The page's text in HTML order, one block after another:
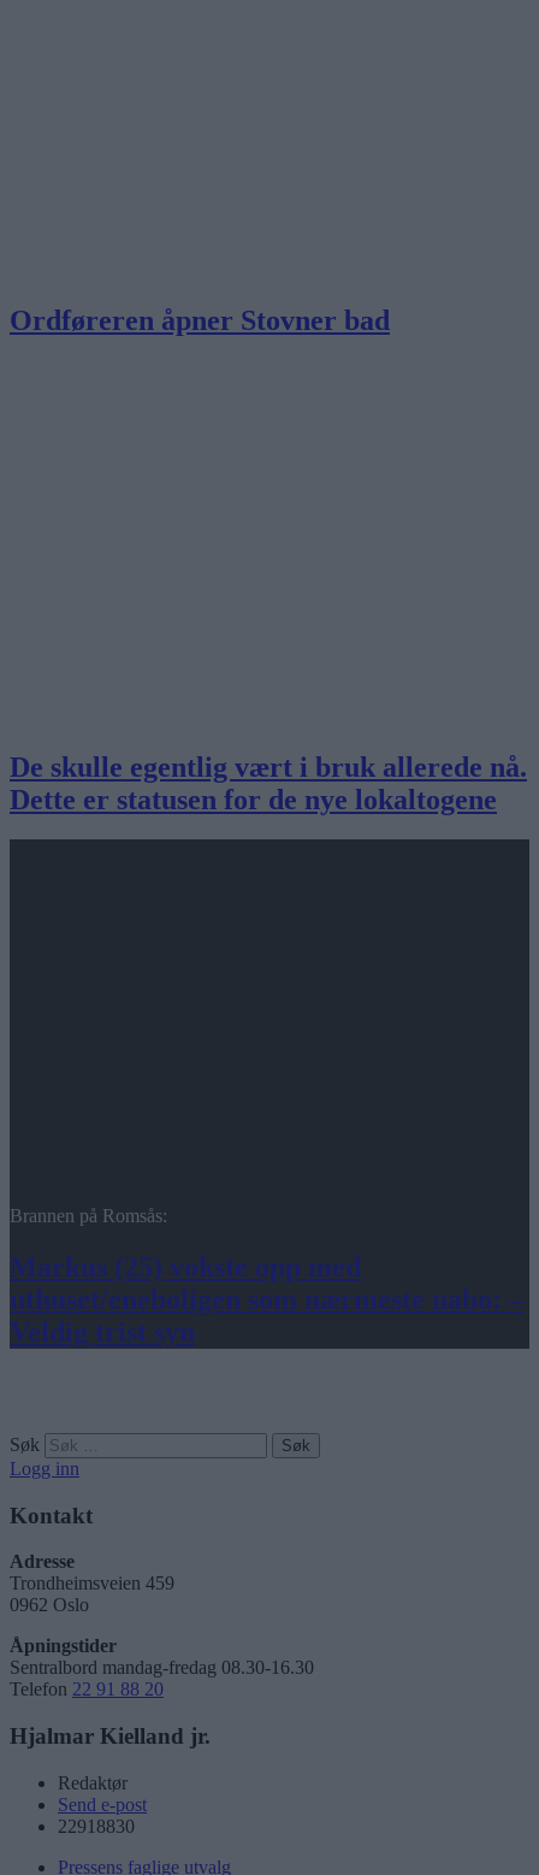
Ordføreren åpner Stovner bad
De skulle egentlig vært i bruk allerede nå.
Dette er statusen for de nye lokaltogene
Brannen på Romsås:
Markus (25) vokste opp med
uthuset/eneboligen som nærmeste nabo: –
Veldig trist syn
Søk
Logg inn
Kontakt
Adresse
Trondheimsveien 459
0962 Oslo
Åpningstider
Sentralbord mandag-fredag 08.30-16.30
Telefon 22 91 88 20
Hjalmar Kielland jr.
Redaktør
Send e-post
22918830
Pressens faglige utvalg